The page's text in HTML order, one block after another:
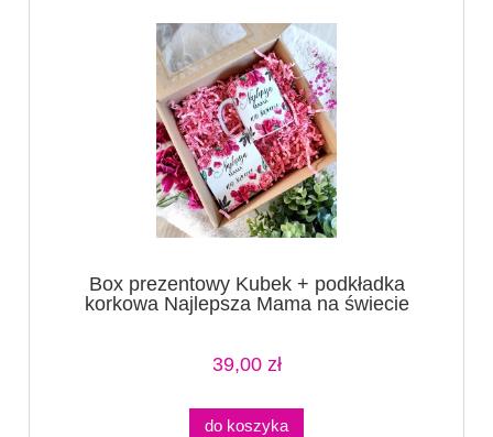
Box prezentowy Kubek + podkładka
korkowa Najlepsza Mama na świecie
39,00 zł
do koszyka